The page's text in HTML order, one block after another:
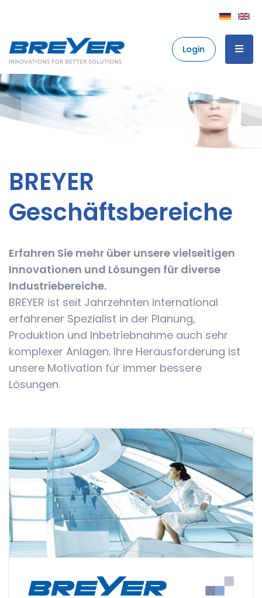
Login
BREYER
Geschäftsbereiche
Erfahren Sie mehr über unsere vielseitigen
Innovationen und Lösungen für diverse
Industriebereiche.
BREYER ist seit Jahrzehnten international
erfahrener Spezialist in der Planung,
Produktion und Inbetriebnahme auch sehr
komplexer Anlagen. Ihre Herausforderung ist
unsere Motivation für immer bessere
Lösungen.